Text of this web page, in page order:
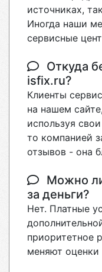
источниках,
Иногда наши
сервисные
Откуда
isfix.ru?
Клиенты
на нашем
используя
то компанией
отзывов - она
Можно
за деньги?
Нет. Платные
приоритетное
меняют оценки